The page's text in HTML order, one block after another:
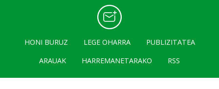
HONI BURUZ LEGE OHARRA
PUBLIZITATEA
ARAUAK
HARREMANETARAKO RSS